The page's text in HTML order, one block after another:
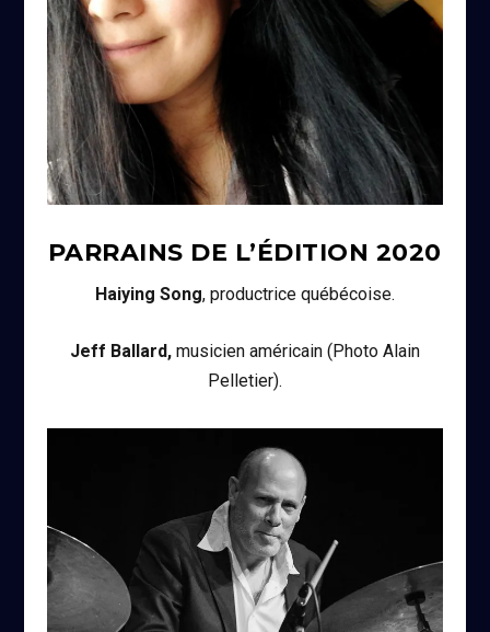
PARRAINS DE L’ÉDITION 2020
Haiying Song, productrice québécoise.
Jeff Ballard,musicien américain (Photo Alain
Pelletier).